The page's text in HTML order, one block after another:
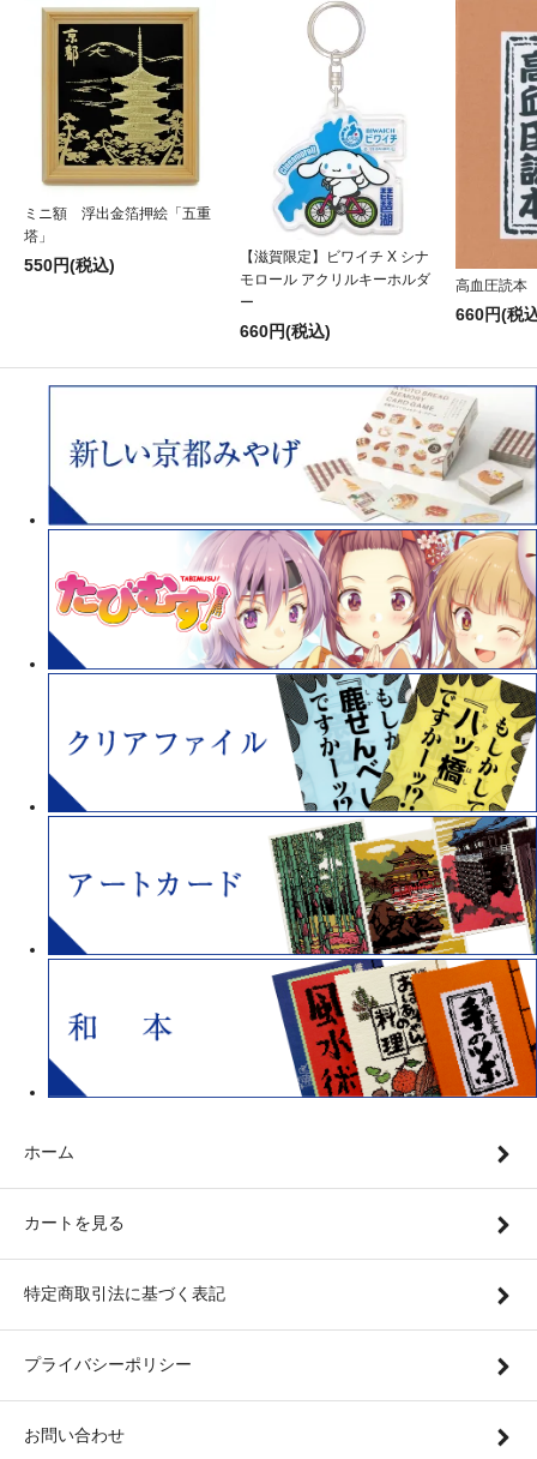
ミニ額 浮出金箔押絵「五重
塔」
550円(税込)
【滋賀限定】ビワイチ X シナ
モロール アクリルキーホルダ
ー
660円(税込)
高血圧読本
660円(税
ホーム
カートを見る
特定商取引法に基づく表記
プライバシーポリシー
お問い合わせ